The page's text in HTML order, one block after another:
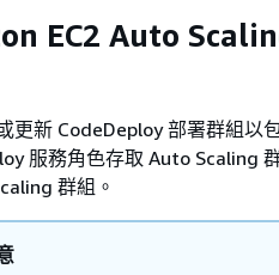
EC2 Auto
更新 CodeDeploy 部署群組以
服務角色存取 Auto Scaling
群組。